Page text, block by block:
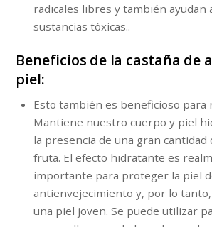
radicales libres y también ayudan
sustancias tóxicas..
Beneficios de la castaña de
piel:
Esto también es beneficioso para
Mantiene nuestro cuerpo y piel
la presencia de una gran cantidad
fruta. El efecto hidratante es
importante para proteger la piel
antienvejecimiento y, por lo
una piel joven. Se puede utilizar